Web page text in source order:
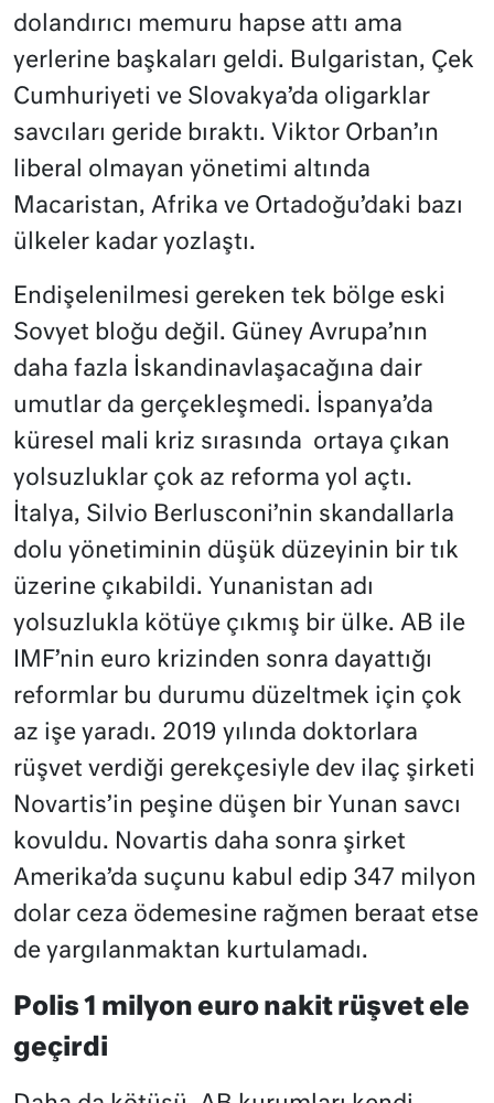
dolandırıcı memuru hapse attı ama
yerlerine başkaları geldi. Bulgaristan, Çek
Cumhuriyeti ve Slovakya’da oligarklar
savcıları geride bıraktı. Viktor Orban’ın
liberal olmayan yönetimi altında
Macaristan, Afrika ve Ortadoğu’daki bazı
ülkeler kadar yozlaştı.
Endişelenilmesi gereken tek bölge eski
Sovyet bloğu değil. Güney Avrupa’nın
daha fazla İskandinavlaşacağına dair
umutlar da gerçekleşmedi. İspanya’da
küresel mali kriz sırasında ortaya çıkan
yolsuzluklar çok az reforma yol açtı.
İtalya, Silvio Berlusconi’nin skandallarla
dolu yönetiminin düşük düzeyinin bir tık
üzerine çıkabildi. Yunanistan adı
yolsuzlukla kötüye çıkmış bir ülke. AB ile
IMF’nin euro krizinden sonra dayattığı
reformlar bu durumu düzeltmek için çok
az işe yaradı. 2019 yılında doktorlara
rüşvet verdiği gerekçesiyle dev ilaç şirketi
Novartis’in peşine düşen bir Yunan savcı
kovuldu. Novartis daha sonra şirket
Amerika’da suçunu kabul edip 347 milyon
dolar ceza ödemesine rağmen beraat etse
de yargılanmaktan kurtulamadı.
Polis 1 milyon euro nakit rüşvet ele
geçirdi